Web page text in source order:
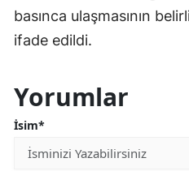
basınca ulaşmasının
ifade edildi.
Yorumlar
İsim*